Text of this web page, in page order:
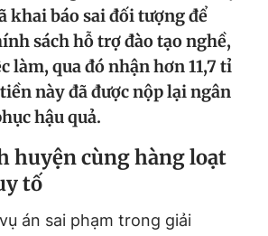
Magazine
Bạn cần biết
khai báo sai đối tượng để
sách hỗ trợ đào tạo nghề,
làm, qua đó nhận hơn 11,7 tỉ
này đã được nộp lại ngân
hậu quả.
huyện cùng hàng loạt
tố
án sai phạm trong giải